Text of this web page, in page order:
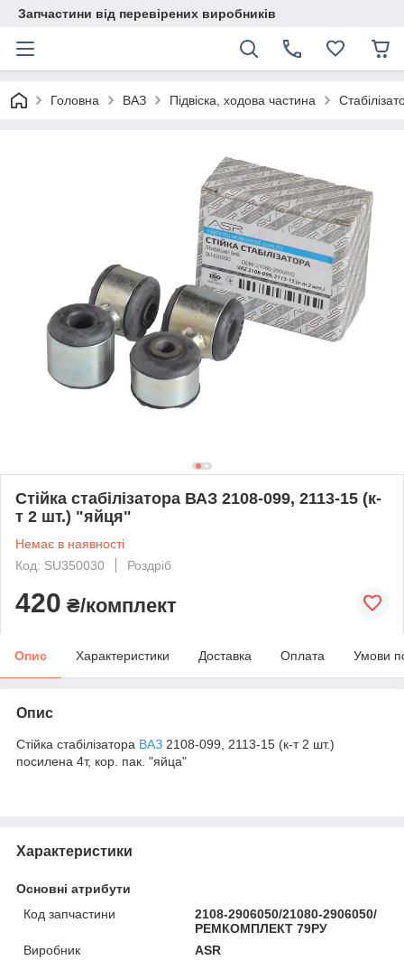
Запчастини від перевірених виробників
Головна ВАЗ Підвіска, ходова частина
Стійка стабілізатора ВАЗ 2108-099, 2113-15 (к-
т 2 шт.) "яйця"
Немає в наявності
Код: SU350030
Роздріб
420 ₴/комплект
Опис Характеристики Доставка Оплата Умови
Опис
Стійка стабілізатора ВАЗ 2108-099, 2113-15 (к-т 2 шт.)
посилена 4т, кор. пак. "яйца"
Характеристики
Основні атрибути
Код запчастини
2108-2906050/21080-2906050/
РЕМКОМПЛЕКТ 79РУ
Виробник
ASR